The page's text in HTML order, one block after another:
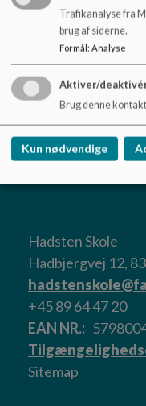
Sundhed og
Nærværende,
Et velfungerende
Et velfungerende
Hadsten Skole
Hadbjergvej 12,
+45 89 64 47 20
EAN NR.
Sitemap
Trafikanalyse fra
brug af siderne.
Formål: Analyse
Aktiver/
Brug denne
Kun nødvendige